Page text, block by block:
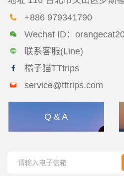
+886 979341790
Wechat ID：
联系客服(Line)
橘子猫TTtrips
service@tttrips.com
Q & A